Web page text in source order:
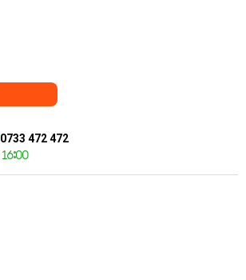
0733 472 472